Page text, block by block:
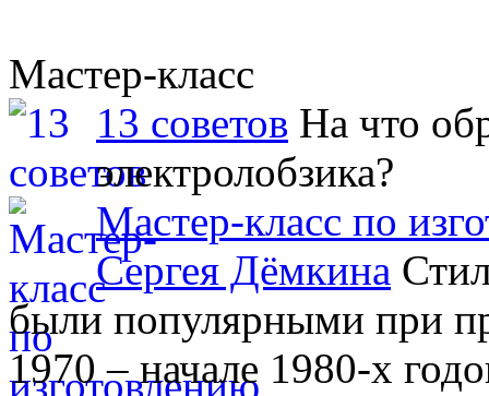
Мастер-класс
13 советов На что
электролобзика?
Мастер-класс по
Сергея Дёмкина
были популярными при
1970 – начале 1980-х